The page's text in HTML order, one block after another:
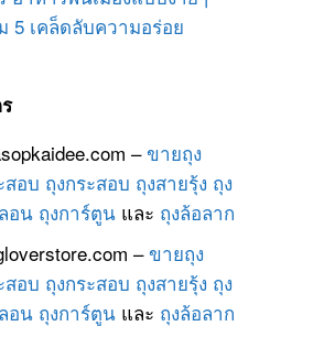
5 เคล็ดลับความอร่อย
–ขายถุง
สอบ ถุงกระสอบ ถุงสายรุ้ง ถุง
อน ถุงการ์ตูนและ ถุงล้อลาก
–ขายถุง
สอบ ถุงกระสอบ ถุงสายรุ้ง ถุง
อน ถุงการ์ตูนและ ถุงล้อลาก